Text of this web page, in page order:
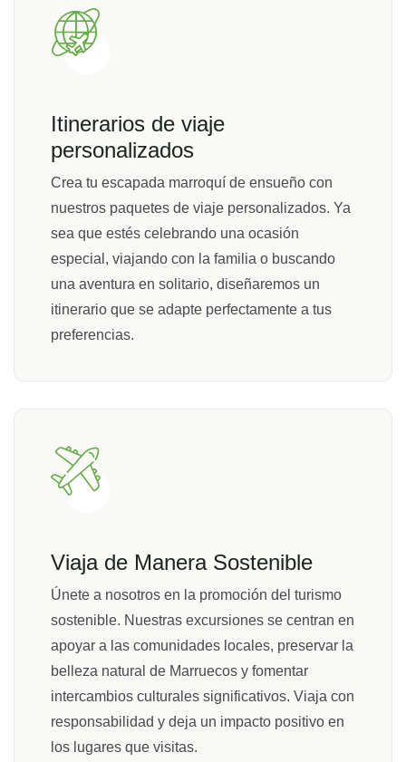
Itinerarios de viaje
personalizados
Crea tu escapada marroquí de ensueño con
nuestros paquetes de viaje personalizados. Ya
sea que estés celebrando una ocasión
especial, viajando con la familia o buscando
una aventura en solitario, diseñaremos un
itinerario que se adapte perfectamente a tus
preferencias.
Viaja de Manera Sostenible
Únete a nosotros en la promoción del turismo
sostenible. Nuestras excursiones se centran en
apoyar a las comunidades locales, preservar la
belleza natural de Marruecos y fomentar
intercambios culturales significativos. Viaja con
responsabilidad y deja un impacto positivo en
los lugares que visitas.